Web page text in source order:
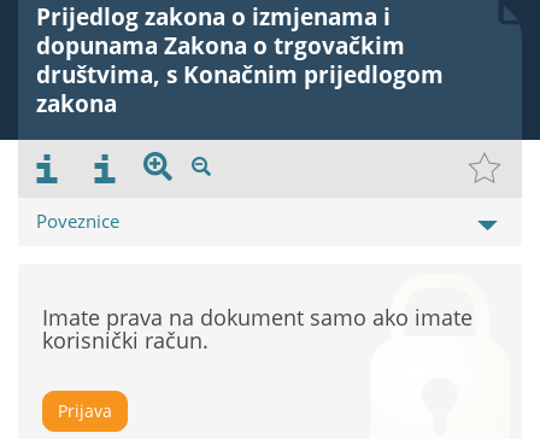
Prijedlog zakona o izmjenama i
dopunama Zakona o trgovačkim
društvima, s Konačnim prijedlogom
zakona
Poveznice
Imate prava na dokument samo ako imate
korisnički račun.
Prijava